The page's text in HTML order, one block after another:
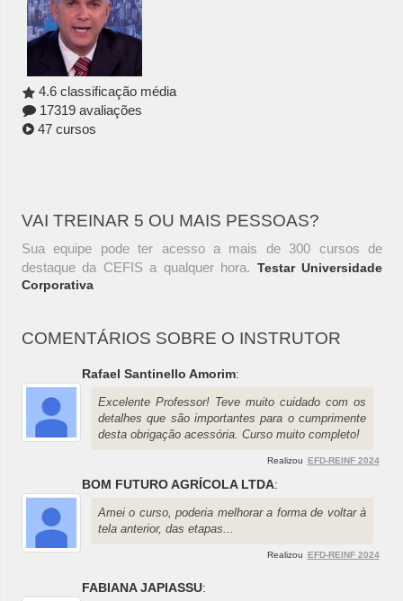
4.6 classificação média
17319 avaliações
47 cursos
VAI TREINAR 5 OU MAIS PESSOAS?
Sua equipe pode ter acesso a mais de 300 cursos de
destaque da CEFIS a qualquer hora. Testar Universidade
Corporativa
COMENTÁRIOS SOBRE O INSTRUTOR
Rafael Santinello Amorim:
Excelente Professor! Teve muito cuidado com os
detalhes que são importantes para o cumprimente
desta obrigação acessória. Curso muito completo!
Realizou EFD-REINF 2024
BOM FUTURO AGRÍCOLA LTDA:
Amei o curso, poderia melhorar a forma de voltar à
tela anterior, das etapas...
Realizou EFD-REINF 2024
FABIANA JAPIASSU: